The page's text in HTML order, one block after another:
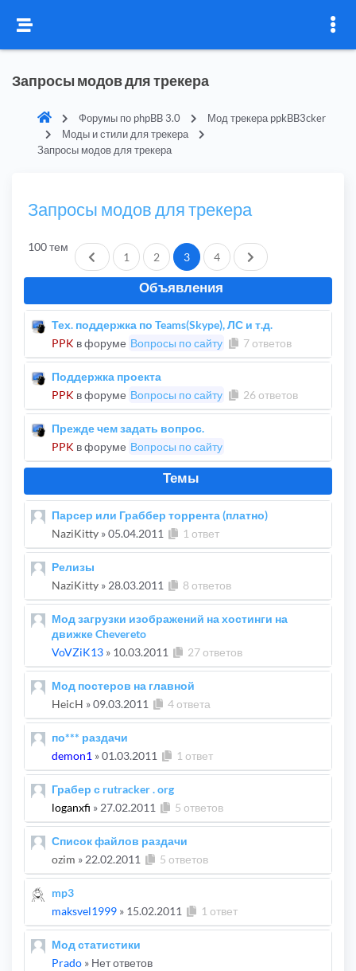
Запросы модов для трекера
Форумы по phpBB 3.0
Мод трекера ppkBB3cker
Моды и стили для трекера
Запросы модов для трекера
Запросы модов для трекера
100 тем
Пред.1 2 3 4 След.
Объявления
Тех. поддержка по Teams(Skype), ЛС и т.д.
PPK в форуме Вопросы по сайту 7 ответов
Поддержка проекта
PPK в форуме Вопросы по сайту 26 ответов
Прежде чем задать вопрос.
PPK в форуме Вопросы по сайту
Темы
Парсер или Граббер торрента (платно)
NaziKitty »05.04.2011 1 ответ
Релизы
NaziKitty » 28.03.2011 8 ответов
Мод загрузки изображений на хостинги на
движке Chevereto
VoVZiK13 » 10.03.2011 27 ответов
Мод постеров на главной
HeicH »09.03.2011 4 ответа
по*** раздачи
demon1 »01.03.2011 1 ответ
Грабер с rutracker . org
loganxfi » 27.02.2011 5 ответов
Список файлов раздачи
ozim » 22.02.2011 5 ответов
mp3
maksvel1999 » 15.02.2011 1 ответ
Мод статистики
Prado » Нет ответов